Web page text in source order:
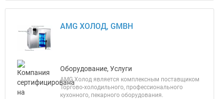
AMG ХОЛОД, GMBH
Оборудование, Услуги
AMG Холод является комплексным поставщиком
Торгово-холодильного, профессионального
кухонного, пекарного оборудования.